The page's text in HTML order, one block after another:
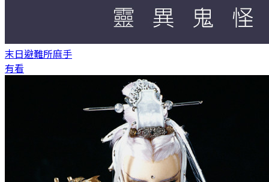
末日避難所麻手
有看